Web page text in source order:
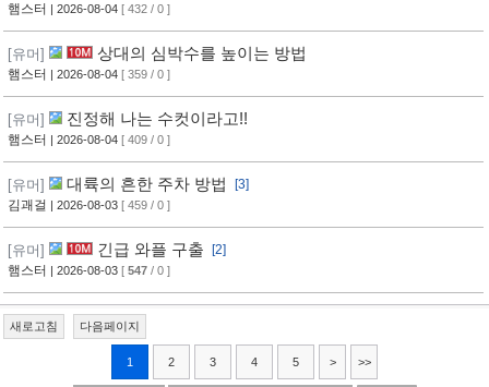
햄스터
| 2026-08-04 [ 432 / 0 ]
[유머] 상대의 심박수를 높이는 방법
햄스터 | 2026-08-04 [ 359 / 0 ]
[유머] 진정해 나는 수컷이라고!!
햄스터 | 2026-08-04 [ 409 / 0 ]
[유머] 대륙의 흔한 주차 방법
[3]
김괘걸
| 2026-08-03 [ 459 / 0 ]
[유머] 긴급 와플 구출
[2]
햄스터
| 2026-08-03 [ 547 / 0 ]
새로고침 다음페이지
1 2 3 4 5 > >>